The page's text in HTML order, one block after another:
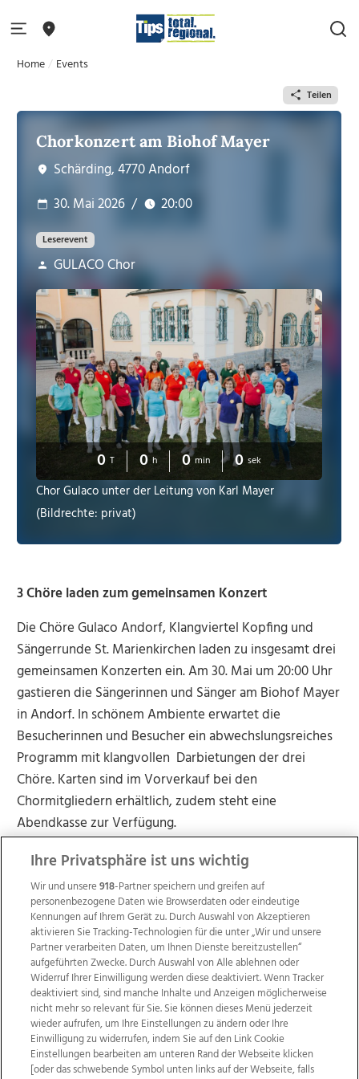
Home Events
Teilen
Chorkonzert am Biohof Mayer
Schärding, 4770 Andorf
30. Mai 2026 / 20:00
Leserevent
GULACO Chor
0 T 0 h 0 min 0 sek
Chor Gulaco unter der Leitung von Karl Mayer
(Bildrechte: privat)
3 Chöre laden zum gemeinsamen Konzert
Die Chöre Gulaco Andorf, Klangviertel Kopfing und
Sängerrunde St. Marienkirchen laden zu insgesamt drei
gemeinsamen Konzerten ein. Am 30. Mai um 20:00 Uhr
gastieren die Sängerinnen und Sänger am Biohof Mayer
in Andorf. In schönem Ambiente erwartet die
Besucherinnen und Besucher ein abwechslungsreiches
Programm mit klangvollen Darbietungen der drei
Chöre. Karten sind im Vorverkauf bei den
Chormitgliedern erhältlich, zudem steht eine
Abendkasse zur Verfügung.
Wir über uns Mediadaten Kontakt
Jobs
Ihre Privatsphäre ist uns wichtig
Wir und unsere918-Partner speichern und greifen auf
personenbezogene Daten wie Browserdaten oder eindeutige
Kennungen auf Ihrem Gerät zu. Durch Auswahl von Akzeptieren
aktivieren Sie Tracking-Technologien für die unter „Wir und unsere
Partner verarbeiten Daten, um Ihnen Dienste bereitzustellen“
aufgeführten Zwecke. Durch Auswahl von Alle ablehnen oder
Widerruf Ihrer Einwilligung werden diese deaktiviert. Wenn Tracker
deaktiviert sind, sind manche Inhalte und Anzeigen möglicherweise
nicht mehr so relevant für Sie. Sie können dieses Menü jederzeit
wieder aufrufen, um Ihre Einstellungen zu ändern oder Ihre
Einwilligung zu widerrufen, indem Sie auf den Link Cookie
Einstellungen bearbeiten am unteren Rand der Webseite klicken
[oder das schwebende Symbol unten links auf der Webseite, falls